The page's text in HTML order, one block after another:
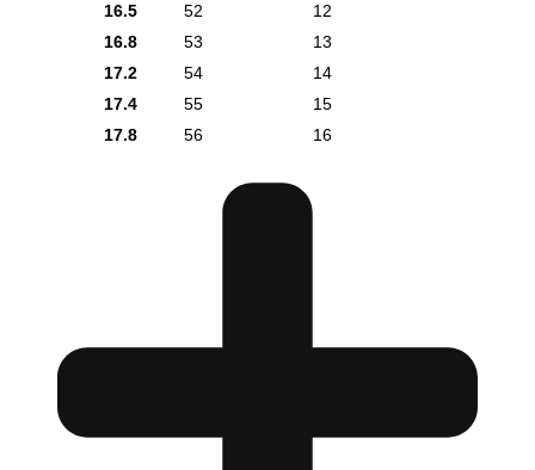
16.5
52
12
16.8
53
13
17.2
54
14
17.4
55
15
17.8
56 16